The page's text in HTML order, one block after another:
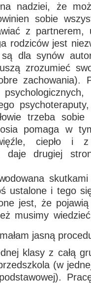
nadziei, że
sobie
z partnerem,
rodziców jest
są dla synów
zrozumieć
zachowania).
trzeba sobie
pomaga w
ciepło i z
daje drugiej
ustalone i tego
jest, że
musimy
jasną
klasy z całą
(w